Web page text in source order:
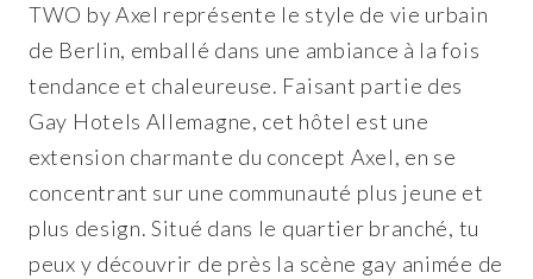
TWO by Axel représente le style de vie urbain
de Berlin, emballé dans une ambiance à la fois
tendance et chaleureuse. Faisant partie des
Gay Hotels Allemagne, cet hôtel est une
extension charmante du concept Axel, en se
concentrant sur une communauté plus jeune et
plus design. Situé dans le quartier branché, tu
peux y découvrir de près la scène gay animée de